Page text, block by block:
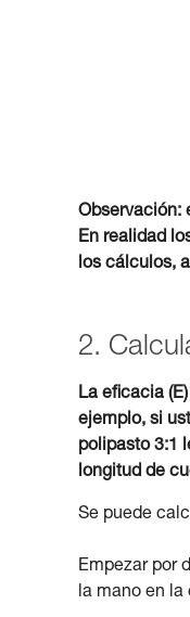
Observación:
En realidad
los cálculos,
2.
La eficacia
ejemplo, si
polipasto 3:1
longitud de
Se puede
Empezar por
la mano en la